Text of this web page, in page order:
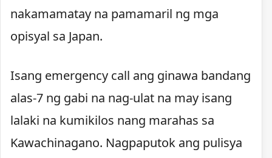
nakamamatay na pamamaril ng mga
opisyal sa Japan.
Isang emergency call ang ginawa bandang
alas-7 ng gabi na nag-ulat na may isang
lalaki na kumikilos nang marahas sa
Kawachinagano. Nagpaputok ang pulisya